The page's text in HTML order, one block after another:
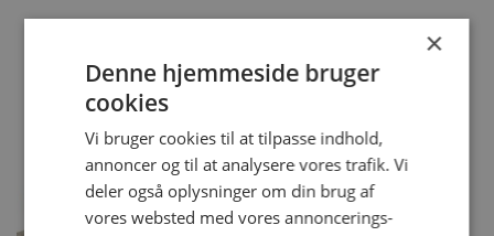
×
Denne hjemmeside bruger
cookies
Vi bruger cookies til at tilpasse indhold,
annoncer og til at analysere vores trafik. Vi
deler også oplysninger om din brug af
vores websted med vores annoncerings-